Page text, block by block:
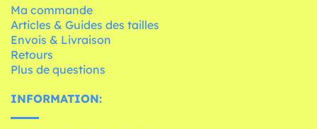
Ma commande
Articles & Guides des tailles
Envois & Livraison
Retours
Plus de questions
INFORMATION: